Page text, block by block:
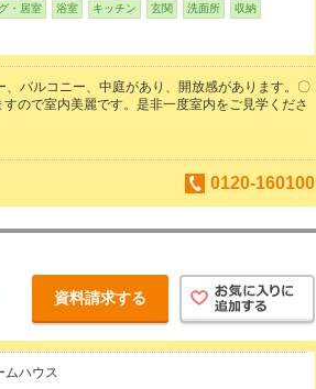
・居室 浴室 キッチン 玄関 洗面所 収納
バルコニー、中庭があり、開放感があります。〇
ので室内美麗です。是非一度室内をご見学くださ
0120-160100
資料請求する
ムハウス